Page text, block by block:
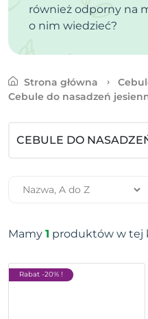
również odporny na
o nim wiedzieć?
Strona główna
Cebule do nasadzeń
CEBULE DO
Mamy 1 produktów w tej
Rabat -20% !